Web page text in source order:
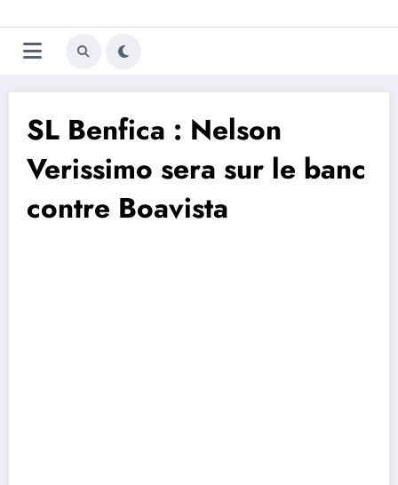
au
contenu
Trivela
L'actualité du football
SL Benfica : Nelson
Verissimo sera sur le banc
contre Boavista